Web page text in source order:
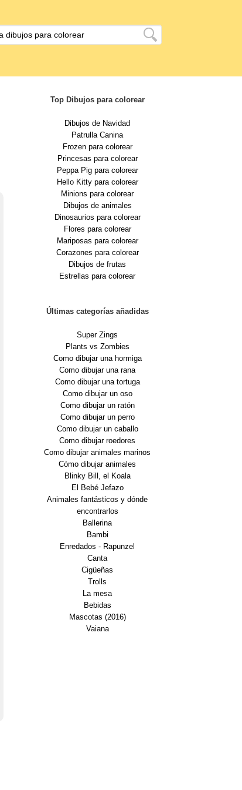
Top Dibujos para colorear
Dibujos de Navidad
Patrulla Canina
Frozen para colorear
Princesas para colorear
Peppa Pig para colorear
Hello Kitty para colorear
Minions para colorear
Dibujos de animales
Dinosaurios para colorear
Flores para colorear
Mariposas para colorear
Corazones para colorear
Dibujos de frutas
Estrellas para colorear
Últimas categorías añadidas
Super Zings
Plants vs Zombies
Como dibujar una hormiga
Como dibujar una rana
Como dibujar una tortuga
Como dibujar un oso
Como dibujar un ratón
Como dibujar un perro
Como dibujar un caballo
Como dibujar roedores
Como dibujar animales marinos
Cómo dibujar animales
Blinky Bill, el Koala
El Bebé Jefazo
Animales fantásticos y dónde
encontrarlos
Ballerina
Bambi
Enredados - Rapunzel
Canta
Cigüeñas
Trolls
La mesa
Bebidas
Mascotas (2016)
Vaiana